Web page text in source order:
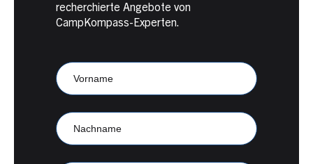
recherchierte Angebote von
CampKompass-Experten.
CampKompass
Vorname
Nachname